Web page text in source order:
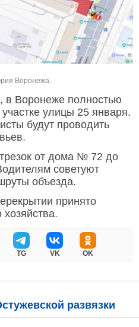
Воронежа.
в Воронеже полностью
улицы 25 января.
будут проводить
от дома № 72 до
советуют
объезда.
принято
TG VK OK
развязки